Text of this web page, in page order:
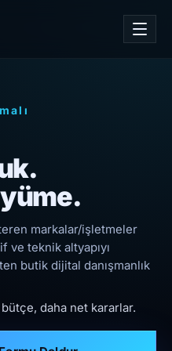
markalar/işletmeler
ve teknik altyapıyı
butik dijital danışmanlık
daha net kararlar.